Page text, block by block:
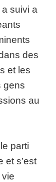
suivi a
des
et les
gens
au
parti
et s’est